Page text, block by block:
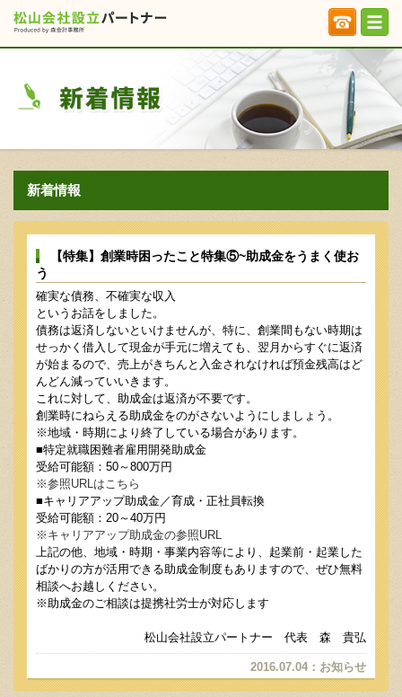
新着情報
【特集】創業時困ったこと特集⑤~助成金をうまく使お
う
確実な債務、不確実な収入
というお話をしました。
債務は返済しないといけませんが、特に、創業間もない時期は
せっかく借入して現金が手元に増えても、翌月からすぐに返済
が始まるので、売上がきちんと入金されなければ預金残高はど
んどん減っていいきます。
これに対して、助成金は返済が不要です。
創業時にねらえる助成金をのがさないようにしましょう。
※地域・時期により終了している場合があります。
■特定就職困難者雇用開発助成金
受給可能額：50～800万円
※参照URLはこちら
■キャリアアップ助成金／育成・正社員転換
受給可能額：20～40万円
※キャリアアップ助成金の参照URL
上記の他、地域・時期・事業内容等により、起業前・起業した
ばかりの方が活用できる助成金制度もありますので、ぜひ無料
相談へお越しください。
※助成金のご相談は提携社労士が対応します
松山会社設立パートナー 代表 森 貴弘
2016.07.04 ： お知らせ